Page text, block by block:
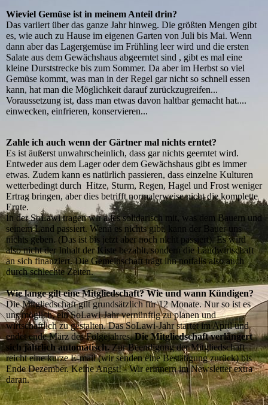
Wieviel Gemüse ist in meinem Anteil drin?
Das variiert über das ganze Jahr hinweg. Die größten Mengen gibt
es, wie auch zu Hause im eigenen Garten von Juli bis Mai. Wenn
dann aber das Lagergemüse im Frühling leer wird und die ersten
Salate aus dem Gewächshaus abgeerntet sind , gibt es mal eine
kleine Durststrecke bis zum Sommer. Da aber im Herbst so viel
Gemüse kommt, was man in der Regel gar nicht so schnell essen
kann, hat man die Möglichkeit darauf zurückzugreifen...
Voraussetzung ist, dass man etwas davon haltbar gemacht hat....
einwecken, einfrieren, konservieren...
Zahle ich auch wenn der Gärtner mal nichts erntet?
Es ist äußerst unwahrscheinlich, dass gar nichts geerntet wird.
Entweder aus dem Lager oder dem Gewächshaus gibt es immer
etwas. Zudem kann es natürlich passieren, dass einzelne Kulturen
wetterbedingt durch Hitze, Sturm, Regen, Hagel und Frost weniger
Ertrag bringen, aber dies betrifft normalerweise nicht die komplette
Ernte.
In der SoLawi tragen wir alles solidarisch mit, was dem Bauern und
seinem Land passiert. Wenn es nichts gibt, kann der Bauer uns
nichts geben. (Das ist bis jetzt aber noch nicht passiert). Es wird
also nicht der Inhalt der Kiste bezahlt, sondern die Landwirtschaft
an sich finanziert. Die Gemeinschaft trägt ihn notfalls also auch
durch schlechte Zeiten.
Wie lange gilt eine Mitgliedschaft? Wie und wann Kündigen?
Die Mitgliedschaft gilt grundsätzlich für 12 Monate. Nur so ist es
uns möglich, ein SoLawi-Jahr vernünftig zu planen und
wirtschaftlich zu gestalten. Das SoLawi-Jahr startet im April und
endet ende März des Folgejahres.Die Mitgliedschaft verlängert
sich jährlich automatisch.Zur Beendigung der Mitgliedschaft
reicht eine kurze E-mail (wir senden eine Bestätigung zurück) bis
Ende Dezember. Keine Angst! - Wir erinnern im Newsletter extra
daran.